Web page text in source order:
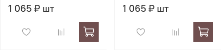
1 065 ₽ шт 1 065 ₽ шт